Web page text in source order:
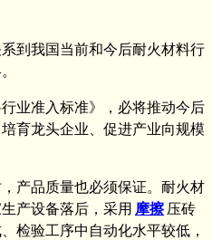
到我国当前和今后耐火材料行
业准入标准》，必将推动今后
育龙头企业、促进产业向规模
产品质量也必须保证。耐火材
产设备落后，采用 摩擦 压砖
检验工序中自动化水平较低，